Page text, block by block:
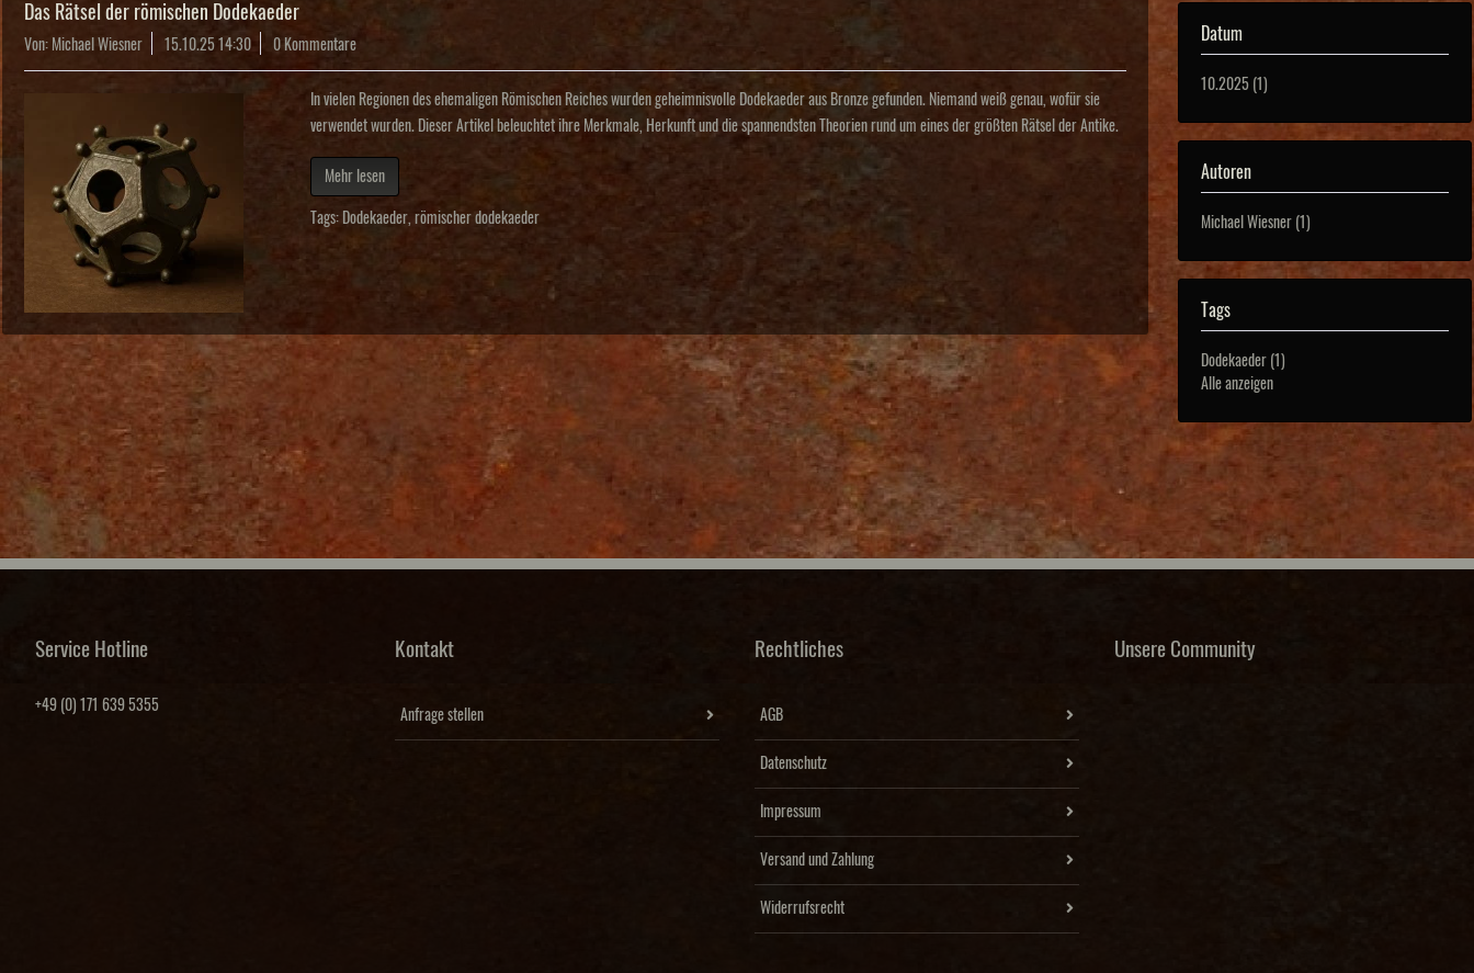
Datum
10.2025 (1)
Autoren
Michael Wiesner (1)
Tags
Dodekaeder (1)
Alle anzeigen
Das Rätsel der römischen Dodekaeder
Von: Michael Wiesner 15.10.25 14:30 0 Kommentare
In vielen Regionen des ehemaligen Römischen Reiches wurden geheimnisvolle Dodekaeder aus Bronze gefunden. Niemand weiß genau, wofür sie
verwendet wurden. Dieser Artikel beleuchtet ihre Merkmale, Herkunft und die spannendsten Theorien rund um eines der größten Rätsel der Antike.
Mehr lesen
Tags: Dodekaeder,römischer dodekaeder
Service Hotline
+49 (0) 171 639 5355
Kontakt
Anfrage stellen
Rechtliches
AGB
Datenschutz
Impressum
Versand und Zahlung
Widerrufsrecht
Unsere Community